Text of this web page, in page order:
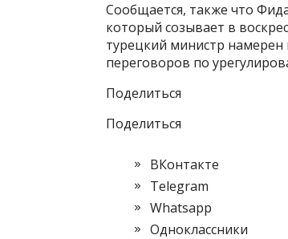
Сообщается, также что
который созывает в
турецкий министр
переговоров по
Поделиться
Поделиться
ВКонтакте
Telegram
Whatsapp
Одноклассники